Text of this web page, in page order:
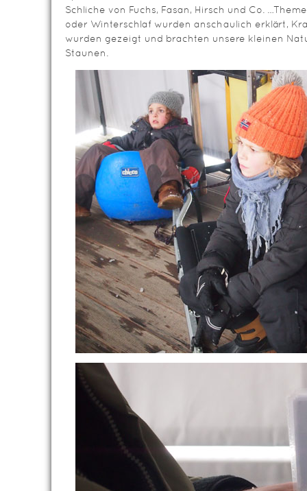
Schliche von Fuchs, Fasan, Hirsch und Co.
oder Winterschlaf wurden anschaulich erklärt,
wurden gezeigt und brachten unsere kleinen
Staunen.